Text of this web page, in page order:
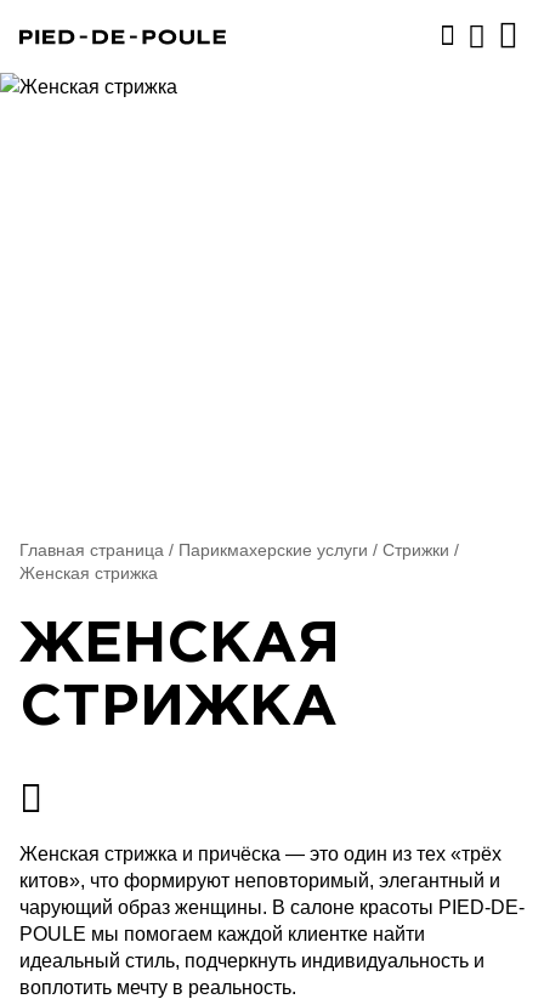
Главная страница / Парикмахерские услуги / Стрижки /
Женская стрижка
ЖЕНСКАЯ
СТРИЖКА
Женская стрижка и причёска — это один из тех «трёх
китов», что формируют неповторимый, элегантный и
чарующий образ женщины. В салоне красоты PIED-DE-
POULE мы помогаем каждой клиентке найти
идеальный стиль, подчеркнуть индивидуальность и
воплотить мечту в реальность.